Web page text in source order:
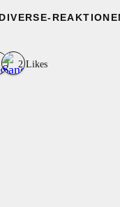
2 Likes